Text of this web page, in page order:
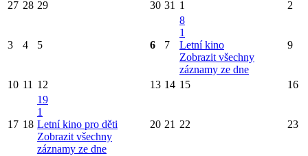
27 28 29 30 31 1 2
3 4 5 6 7
8
1
Letní kino
Zobrazit všechny
záznamy ze dne
9
10 11 12 13 14 15 16
17 18
19
1
Letní kino pro děti
Zobrazit všechny
záznamy ze dne
20 21 22 23